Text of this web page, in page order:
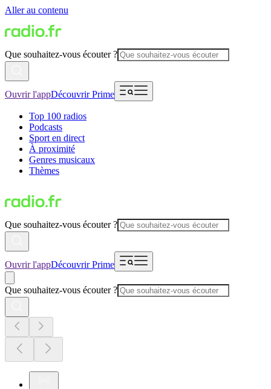
Aller au contenu
Que souhaitez-vous écouter ?
Ouvrir l'appDécouvrir Prime
Top 100 radios
Podcasts
Sport en direct
À proximité
Genres musicaux
Thèmes
Que souhaitez-vous écouter ?
Ouvrir l'appDécouvrir Prime
Que souhaitez-vous écouter ?